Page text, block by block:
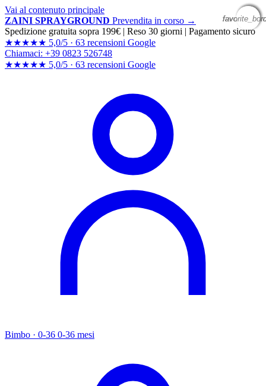
Vai al contenuto principale
ZAINI SPRAYGROUND Prevendita in corso →
Spedizione gratuita sopra 199€ | Reso 30 giorni | Pagamento sicuro
★★★★★ 5,0/5 · 63 recensioni Google
Chiamaci: +39 0823 526748
★★★★★ 5,0/5 · 63 recensioni Google
Bimbo · 0-36 0-36 mesi